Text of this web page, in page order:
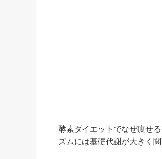
酵素ダイエットでなぜ痩せ
ズムには基礎代謝が大きく関